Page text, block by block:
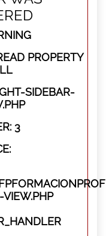
PROPERTY
SIDEBAR-
3